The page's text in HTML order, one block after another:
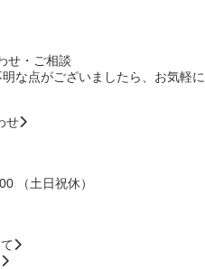
な点がございましたら、お気軽に
せ
（土日祝休）